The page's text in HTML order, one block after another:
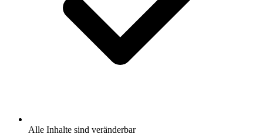
Alle Inhalte sind veränderbar